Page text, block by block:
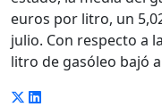
euros por litro, un
julio. Con respecto a
litro de gasóleo bajó